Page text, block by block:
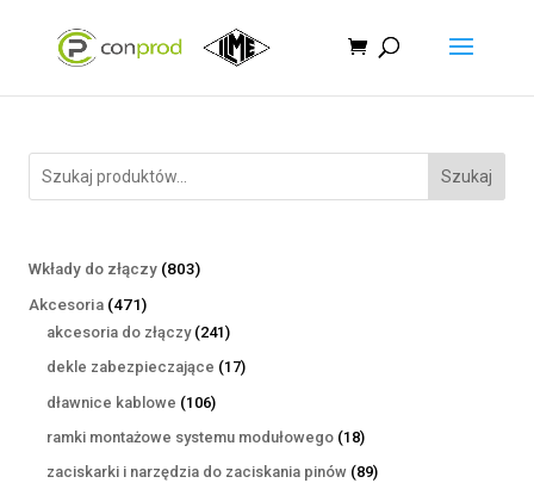
Szukaj
Wkłady do złączy 803803
Akcesoria 471471
produktów
akcesoria do złączy 241241
produktów
dekle zabezpieczające 1717
dławnice kablowe 106106
produktów
ramki montażowe systemu modułowego 1818
produktów
zaciskarki i narzędzia do zaciskania pinów 8989